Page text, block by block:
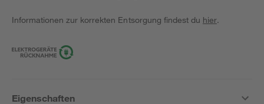
Informationen zur korrekten Entsorgung findest du hier.
Eigenschaften